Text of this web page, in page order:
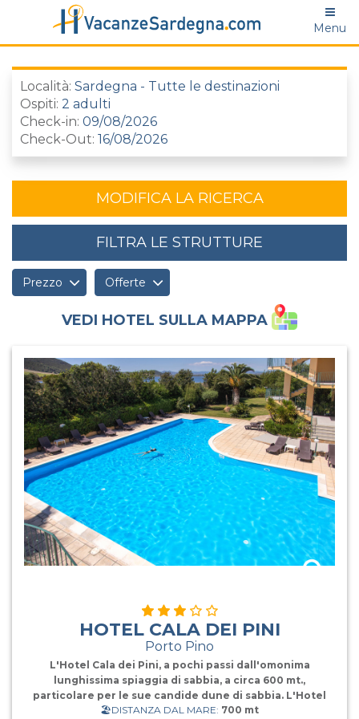
Menu
Località: Sardegna - Tutte le destinazioni
Ospiti: 2 adulti
Check-in: 09/08/2026
Check-Out: 16/08/2026
MODIFICA LA RICERCA
FILTRA LE STRUTTURE
Prezzo Offerte
VEDI HOTEL SULLA MAPPA
HOTEL CALA DEI PINI
Porto Pino
L'Hotel Cala dei Pini, a pochi passi dall'omonima
lunghissima spiaggia di sabbia, a circa 600 mt.,
particolare per le sue candide dune di sabbia. L'Hotel
Cala dei Pini è un hotel moderno dotato di tutti i comfort
🏖️DISTANZA DAL MARE: 700 mt